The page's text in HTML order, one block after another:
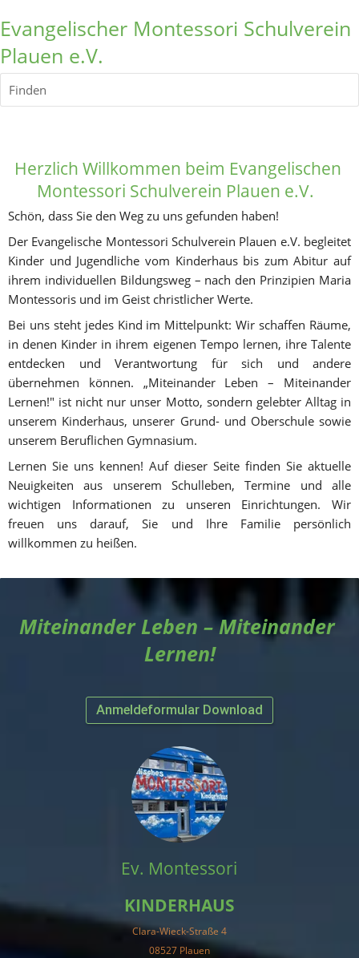
Evangelischer Montessori Schulverein
Plauen e.V.
Finden
Herzlich Willkommen beim Evangelischen
Montessori Schulverein Plauen e.V.
Schön, dass Sie den Weg zu uns gefunden haben!
Der Evangelische Montessori Schulverein Plauen e.V. begleitet
Kinder und Jugendliche vom Kinderhaus bis zum Abitur auf
ihrem individuellen Bildungsweg – nach den Prinzipien Maria
Montessoris und im Geist christlicher Werte.
Bei uns steht jedes Kind im Mittelpunkt: Wir schaffen Räume,
in denen Kinder in ihrem eigenen Tempo lernen, ihre Talente
entdecken und Verantwortung für sich und andere
übernehmen können. „Miteinander Leben – Miteinander
Lernen!" ist nicht nur unser Motto, sondern gelebter Alltag in
unserem Kinderhaus, unserer Grund- und Oberschule sowie
unserem Beruflichen Gymnasium.
Lernen Sie uns kennen! Auf dieser Seite finden Sie aktuelle
Neuigkeiten aus unserem Schulleben, Termine und alle
wichtigen Informationen zu unseren Einrichtungen. Wir
freuen uns darauf, Sie und Ihre Familie persönlich
willkommen zu heißen.
Miteinander Leben – Miteinander
Lernen!
Anmeldeformular Download
Ev. Montessori
KINDERHAUS
Clara-Wieck-Straße 4
08527 Plauen